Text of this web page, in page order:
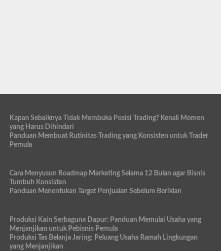
Kapan Sebaiknya Tidak Membuka Posisi Trading? Kenali Momen
yang Harus Dihindari
Panduan Membuat Rutinitas Trading yang Konsisten untuk Trader
Pemula
Cara Menyusun Roadmap Marketing Selama 12 Bulan agar Bisnis
Tumbuh Konsisten
Panduan Menentukan Target Penjualan Sebelum Beriklan
Produksi Kain Serbaguna Dapur: Panduan Memulai Usaha yang
Menjanjikan untuk Pebisnis Pemula
Produksi Tas Belanja Jaring: Peluang Usaha Ramah Lingkungan
yang Menjanjikan